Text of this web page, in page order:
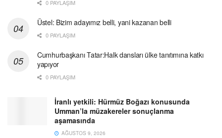
0 PAYLAŞIM
Üstel: Bizim adayımız belli, yani kazanan belli
0 PAYLAŞIM
Cumhurbaşkanı Tatar:Halk dansları ülke tanıtımına katkı
yapıyor
0 PAYLAŞIM
İranlı yetkili: Hürmüz Boğazı konusunda
Umman’la müzakereler sonuçlanma
aşamasında
AĞUSTOS 9, 2026